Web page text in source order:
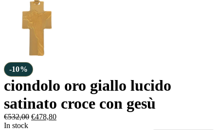
-10%
ciondolo oro giallo lucido
satinato croce con gesù
€532,00 €478,80
In stock